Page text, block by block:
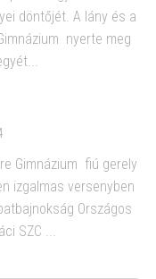
döntőjét. A lány és a
nyerte meg
Gimnázium fiú gerely
izgalmas versenyben
Országos
SZC ...